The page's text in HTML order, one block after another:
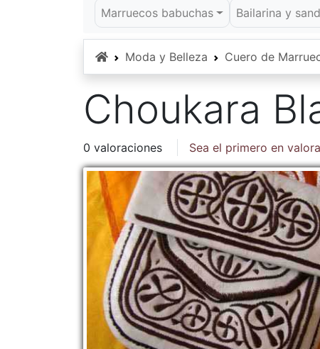
Marruecos babuchas Bailarina y
InicioModa y Belleza Cuero de
Choukara
0 valoraciones Sea el primero en